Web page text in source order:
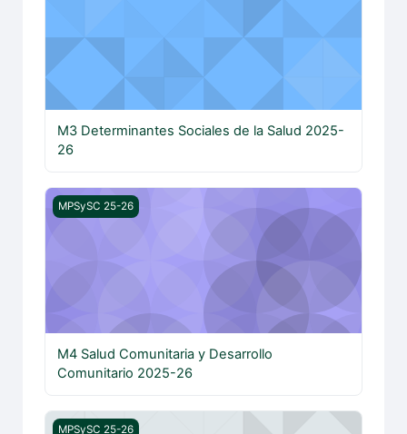
M3 Determinantes Sociales de la Salud 2025-
26
M4 Salud Comunitaria y Desarrollo Comunitario 2025-26
MPSySC 25-26
M4 Salud Comunitaria y Desarrollo
Comunitario 2025-26
M5 Métodos de Investigación en Promoción de la
MPSySC 25-26